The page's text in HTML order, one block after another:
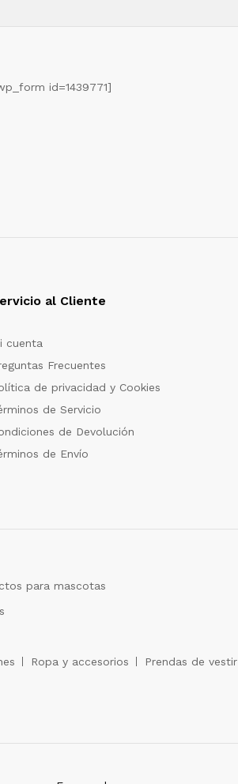
id=1439771]
al Cliente
cuenta
Frecuentes
de privacidad y Cookies
de Servicio
de Devolución
de Envío
para mascotas
Ropa y accesorios
Prendas de vestir